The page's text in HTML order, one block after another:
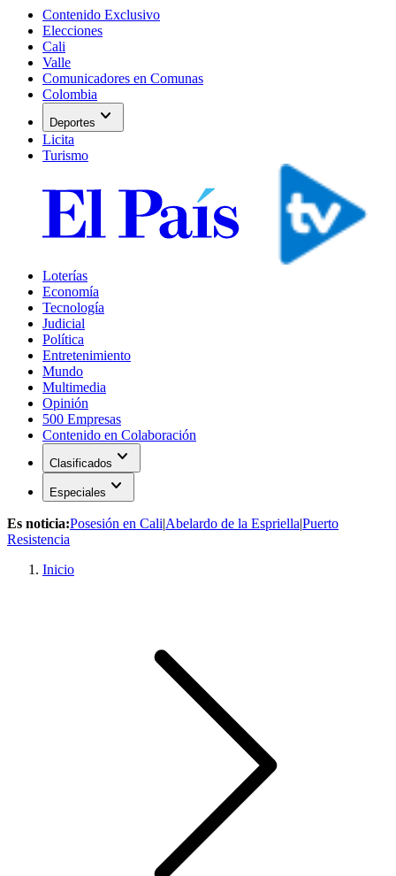
Contenido Exclusivo
Elecciones
Cali
Valle
Comunicadores en Comunas
Colombia
Deportes expand_more
Licita
Turismo
Loterías
Economía
Tecnología
Judicial
Política
Entretenimiento
Mundo
Multimedia
Opinión
500 Empresas
Contenido en Colaboración
Clasificados expand_more
Especiales expand_more
Es noticia:Posesión en Cali|Abelardo de la Espriella|Puerto
Resistencia
Inicio